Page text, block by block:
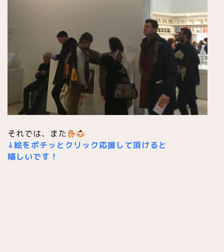
それでは、また
↓絵をポチッとクリック応援して頂けると
嬉しいです！